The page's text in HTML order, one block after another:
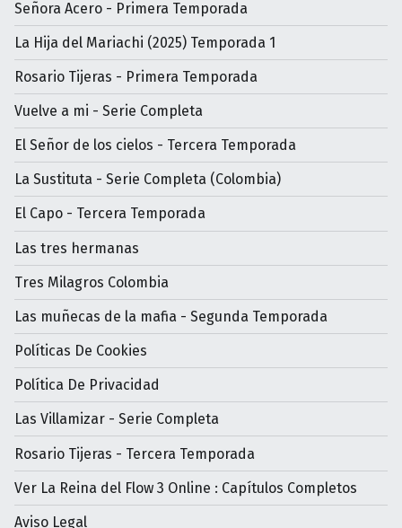
Señora Acero - Primera Temporada
La Hija del Mariachi (2025) Temporada 1
Rosario Tijeras - Primera Temporada
Vuelve a mi - Serie Completa
El Señor de los cielos - Tercera Temporada
La Sustituta - Serie Completa (Colombia)
El Capo - Tercera Temporada
Las tres hermanas
Tres Milagros Colombia
Las muñecas de la mafia - Segunda Temporada
Políticas De Cookies
Política De Privacidad
Las Villamizar - Serie Completa
Rosario Tijeras - Tercera Temporada
Ver La Reina del Flow 3 Online : Capítulos Completos
Aviso Legal